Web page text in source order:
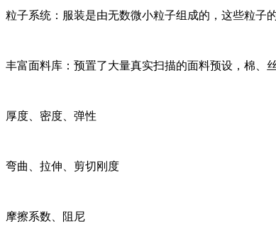
粒子系统：服装是由无数微小粒子组成的，这些
丰富面料库：预置了大量真实扫描的面料预设，棉、丝
厚度、密度、弹性
弯曲、拉伸、剪切刚度
摩擦系数、阻尼